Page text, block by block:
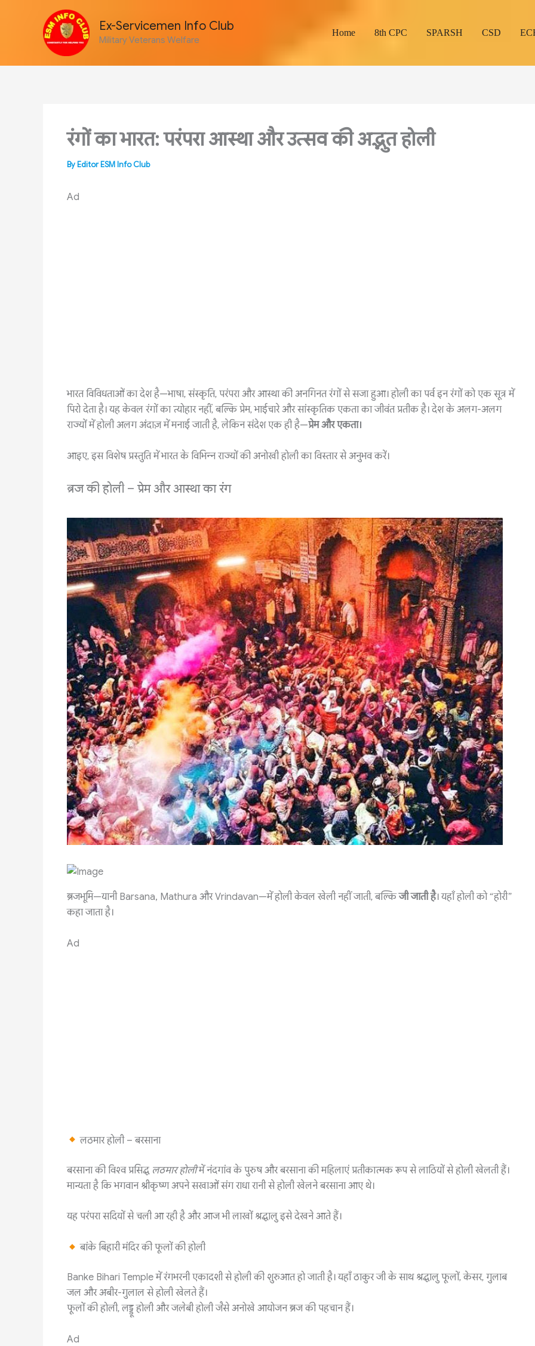
Ex-Servicemen Info Club
Military Veterans Welfare
Home 8th CPC SPARSH CSD
रंगों का भारत: परंपरा आस्था और उत्सव की अद्भुत होली
By Editor ESM Info Club
Ad
भारत विविधताओं का देश है—भाषा, संस्कृति, परंपरा और आस्था की अनगिनत रंगों से सजा हुआ। होली का पर्व इन रंगों को एक सूत्र में
पिरो देता है। यह केवल रंगों का त्योहार नहीं, बल्कि प्रेम, भाईचारे और सांस्कृतिक एकता का जीवंत प्रतीक है। देश के अलग-अलग
राज्यों में होली अलग अंदाज़ में मनाई जाती है, लेकिन संदेश एक ही है—प्रेम और एकता।
आइए, इस विशेष प्रस्तुति में भारत के विभिन्न राज्यों की अनोखी होली का विस्तार से अनुभव करें।
ब्रज की होली – प्रेम और आस्था का रंग
ब्रजभूमि—यानी Barsana, Mathura और Vrindavan—में होली केवल खेली नहीं जाती, बल्किजी जाती है। यहाँ होली को “होरी”
कहा जाता है।
Ad
लठमार होली – बरसाना
बरसाना की विश्व प्रसिद्ध लठमार होलीमें नंदगांव के पुरुष और बरसाना की महिलाएं प्रतीकात्मक रूप से लाठियों से होली खेलती हैं।
मान्यता है कि भगवान श्रीकृष्ण अपने सखाओं संग राधा रानी से होली खेलने बरसाना आए थे।
यह परंपरा सदियों से चली आ रही है और आज भी लाखों श्रद्धालु इसे देखने आते हैं।
बांके बिहारी मंदिर की फूलों की होली
Banke Bihari Temple में रंगभरनी एकादशी से होली की शुरुआत हो जाती है। यहाँ ठाकुर जी के साथ श्रद्धालु फूलों, केसर, गुलाब
जल और अबीर-गुलाल से होली खेलते हैं।
फूलों की होली, लड्डू होली और जलेबी होली जैसे अनोखे आयोजन ब्रज की पहचान हैं।
Ad